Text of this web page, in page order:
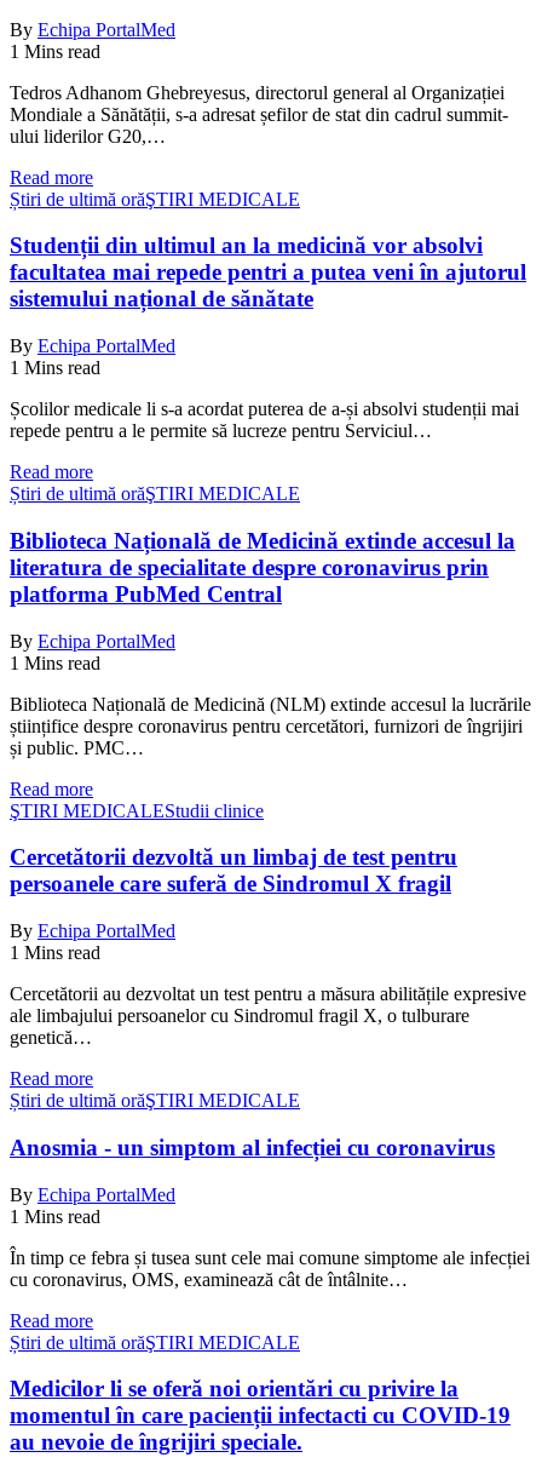
By Echipa PortalMed
1 Mins read
Tedros Adhanom Ghebreyesus, directorul general al Organizației
Mondiale a Sănătății, s-a adresat șefilor de stat din cadrul summit-
ului liderilor G20,…
Read more
Știri de ultimă orăŞTIRI MEDICALE
Studenții din ultimul an la medicină vor absolvi
facultatea mai repede pentri a putea veni în ajutorul
sistemului național de sănătate
By Echipa PortalMed
1 Mins read
Școlilor medicale li s-a acordat puterea de a-și absolvi studenții mai
repede pentru a le permite să lucreze pentru Serviciul…
Read more
Știri de ultimă orăŞTIRI MEDICALE
Biblioteca Națională de Medicină extinde accesul la
literatura de specialitate despre coronavirus prin
platforma PubMed Central
By Echipa PortalMed
1 Mins read
Biblioteca Națională de Medicină (NLM) extinde accesul la lucrările
științifice despre coronavirus pentru cercetători, furnizori de îngrijiri
și public. PMC…
Read more
ŞTIRI MEDICALEStudii clinice
Cercetătorii dezvoltă un limbaj de test pentru
persoanele care suferă de Sindromul X fragil
By Echipa PortalMed
1 Mins read
Cercetătorii au dezvoltat un test pentru a măsura abilitățile expresive
ale limbajului persoanelor cu Sindromul fragil X, o tulburare
genetică…
Read more
Știri de ultimă orăŞTIRI MEDICALE
Anosmia - un simptom al infecției cu coronavirus
By Echipa PortalMed
1 Mins read
În timp ce febra și tusea sunt cele mai comune simptome ale infecției
cu coronavirus, OMS, examinează cât de întâlnite…
Read more
Știri de ultimă orăŞTIRI MEDICALE
Medicilor li se oferă noi orientări cu privire la
momentul în care pacienții infectacti cu COVID-19
au nevoie de îngrijiri speciale.